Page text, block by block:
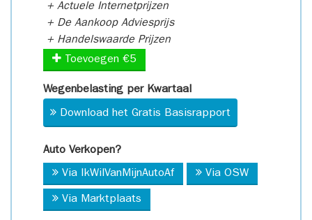
+ Actuele Internetprijzen
+ De Aankoop Adviesprijs
+ Handelswaarde Prijzen
Toevoegen €5
Wegenbelasting per Kwartaal
Download het Gratis Basisrapport
Auto Verkopen?
Via IkWilVanMijnAutoAf Via OSW
Via Marktplaats